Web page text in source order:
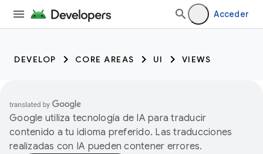
Acceder
DEVELOP CORE AREAS UI VIEWS
Google utiliza tecnología de IA para traducir
contenido a tu idioma preferido. Las traducciones
realizadas con IA pueden contener errores.